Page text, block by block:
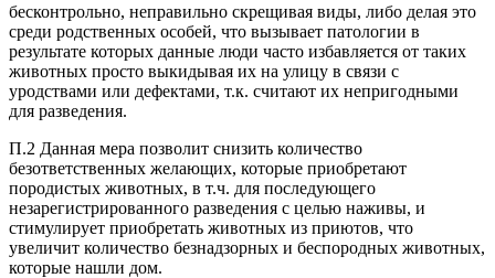
бесконтрольно, неправильно скрещивая виды, либо делая это
среди родственных особей, что вызывает патологии в
результате которых данные люди часто избавляется от таких
животных просто выкидывая их на улицу в связи с
уродствами или дефектами, т.к. считают их непригодными
для разведения.
П.2 Данная мера позволит снизить количество
безответственных желающих, которые приобретают
породистых животных, в т.ч. для последующего
незарегистрированного разведения с целью наживы, и
стимулирует приобретать животных из приютов, что
увеличит количество безнадзорных и беспородных животных,
которые нашли дом.